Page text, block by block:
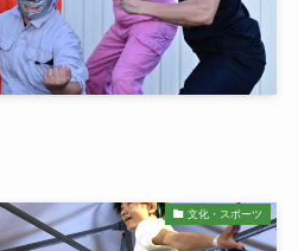
文化・スポーツ